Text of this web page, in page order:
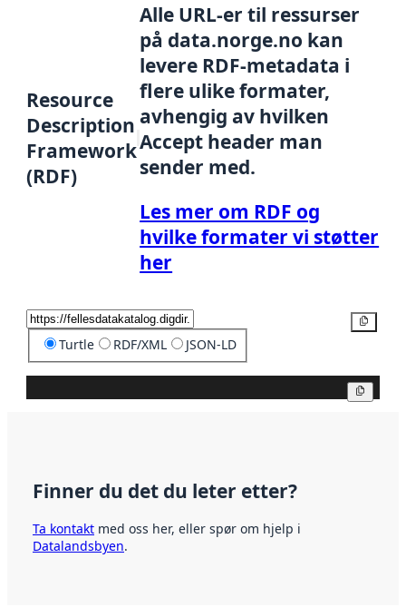
Resource
Description
Framework
(RDF)
Alle URL-er til ressurser
på data.norge.no kan
levere RDF-metadata i
flere ulike formater,
avhengig av hvilken
Accept header man
sender med.
Les mer om RDF og
hvilke formater vi støtter
her
Turtle RDF/XML JSON-LD
Finner du det du leter etter?
Ta kontakt med oss her, eller spør om hjelp i
Datalandsbyen.